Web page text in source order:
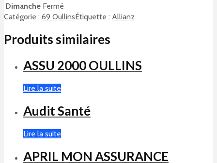
Dimanche Fermé
Catégorie : 69 OullinsÉtiquette : Allianz
Produits similaires
ASSU 2000 OULLINS
Lire la suite
Audit Santé
Lire la suite
APRIL MON ASSURANCE